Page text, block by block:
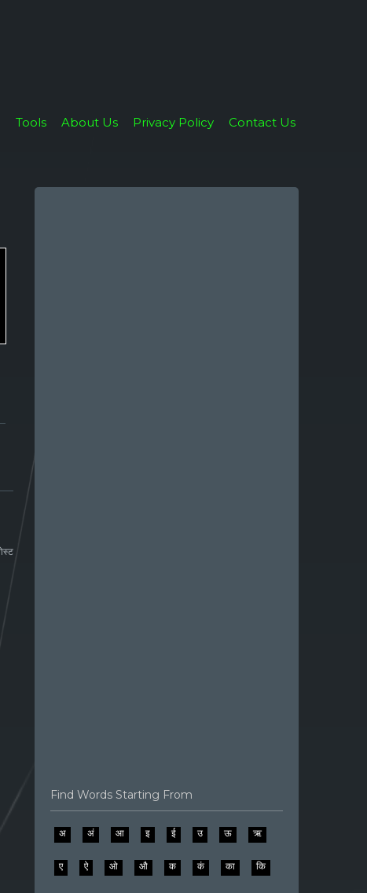
Tools About Us Privacy Policy Contact Us
Find Words Starting From
अ अं आ इ ई उ ऊ ऋ
ए ऐ ओ औ क कं का कि